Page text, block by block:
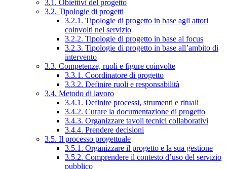
3.1. Obiettivi del progetto
3.2. Tipologie di progetti
3.2.1. Tipologie di progetto in base agli attori
coinvolti nel servizio
3.2.2. Tipologie di progetto in base al focus
3.2.3. Tipologie di progetto in base all’ambito di
intervento
3.3. Competenze, ruoli e figure coinvolte
3.3.1. Coordinatore di progetto
3.3.2. Definire ruoli e responsabilità
3.4. Metodo di lavoro
3.4.1. Definire processi, strumenti e rituali
3.4.2. Curare la documentazione di progetto
3.4.3. Organizzare tavoli tecnici collaborativi
3.4.4. Prendere decisioni
3.5. Il processo progettuale
3.5.1. Organizzare il progetto e la sua gestione
3.5.2. Comprendere il contesto d’uso del servizio
pubblico